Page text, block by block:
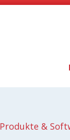
Produkte &